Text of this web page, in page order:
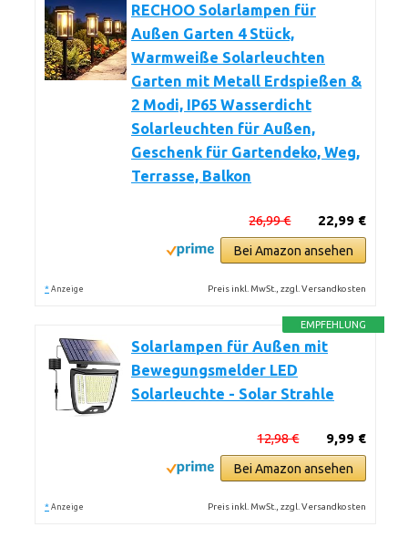
RECHOO Solarlampen für
Außen Garten 4 Stück,
Warmweiße Solarleuchten
Garten mit Metall Erdspießen &
2 Modi, IP65 Wasserdicht
Solarleuchten für Außen,
Geschenk für Gartendeko, Weg,
Terrasse, Balkon
22,99 €
26,99 €
Bei Amazon ansehen
* Anzeige Preis inkl. MwSt., zzgl. Versandkosten
EMPFEHLUNG
Solarlampen für Außen mit
Bewegungsmelder LED
Solarleuchte - Solar Strahle
9,99 €
12,98 €
Bei Amazon ansehen
* Anzeige Preis inkl. MwSt., zzgl. Versandkosten